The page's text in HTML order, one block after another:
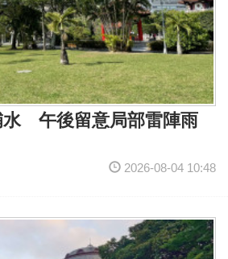
水 午後留意局部雷陣雨
2026-08-04 10:48